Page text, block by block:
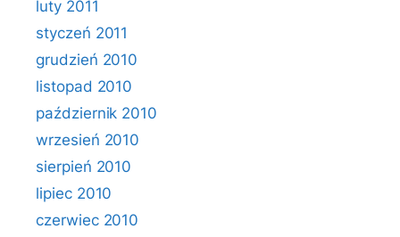
luty 2011
styczeń 2011
grudzień 2010
listopad 2010
październik 2010
wrzesień 2010
sierpień 2010
lipiec 2010
czerwiec 2010